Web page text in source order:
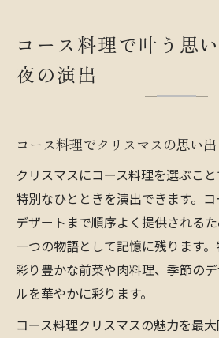
コース料理で叶う思
夜の演出
コース料理でクリスマスの思い
クリスマスにコース料理を選ぶこ
特別なひとときを演出できます。
デザートまで順序よく提供される
一つの物語として記憶に残ります。
彩り豊かな前菜や肉料理、季節の
ルを華やかに彩ります。
コース料理クリスマスの魅力を最